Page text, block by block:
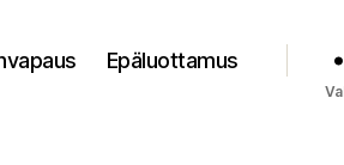
Epäluottamus